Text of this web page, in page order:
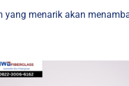
menarik akan